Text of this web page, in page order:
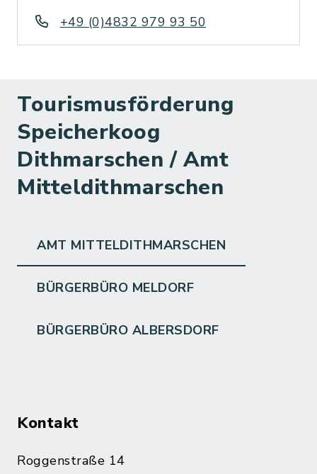
+49 (0)4832 979 93 50
Tourismusförderung
Speicherkoog
Dithmarschen / Amt
Mitteldithmarschen
AMT MITTELDITHMARSCHEN
BÜRGERBÜRO MELDORF
BÜRGERBÜRO ALBERSDORF
Kontakt
Roggenstraße 14